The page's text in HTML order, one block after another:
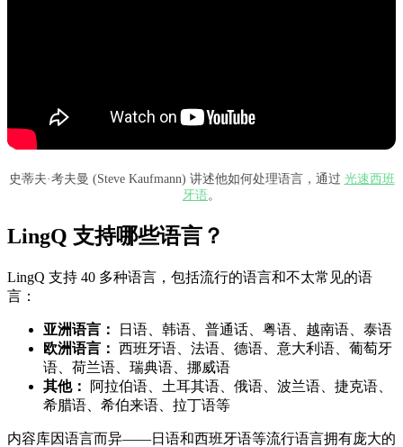
史蒂夫·考夫曼 (Steve Kaufmann) 讲述他如何处理语言，通过 光速西班
牙语。
LingQ 支持哪些语言？
LingQ 支持 40 多种语言，包括流行的语言和不太常见的语
言：
亚洲语言：
日语、韩语、普通话、粤语、越南语、泰语
欧洲语言： 西班牙语、法语、德语、意大利语、葡萄牙
语、荷兰语、瑞典语、挪威语
其他：
阿拉伯语、土耳其语、俄语、波兰语、捷克语、
希腊语、希伯来语、拉丁语等
内容库因语言而异——日语和西班牙语等流行语言拥有庞大的